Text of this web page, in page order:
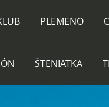
PLEMENO
ŠTENIATKA